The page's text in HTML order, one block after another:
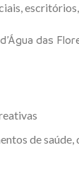
das
de saúde,